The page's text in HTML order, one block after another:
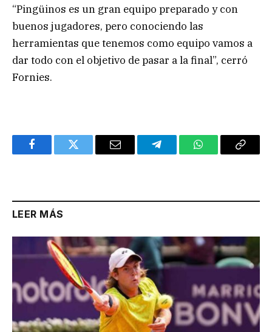
“Pingüinos es un gran equipo preparado y con
buenos jugadores, pero conociendo las
herramientas que tenemos como equipo vamos a
dar todo con el objetivo de pasar a la final”, cerró
Fornies.
FacebookTwitter Email TelegramWhatsAppCopy
LEER MÁS